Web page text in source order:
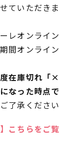
ていただきま
レオンライ
間オンライ
在庫切れ「
なった時点
了承ください
こちらをご